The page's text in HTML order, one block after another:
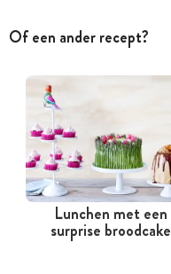
Of een ander recept?
Lunchen met een
surprise broodcake